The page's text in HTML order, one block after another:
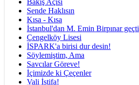
Bakış Açısı
Sende Haklısın
Kısa - Kısa
İstanbul'dan M. Emin Birpınar geçti
Çengelköy Lisesi
İSPARK'a birisi dur desin!
Söylemiştim, Ama
Savcılar Göreve!
İçimizde ki Çeçenler
Vali İstifa!